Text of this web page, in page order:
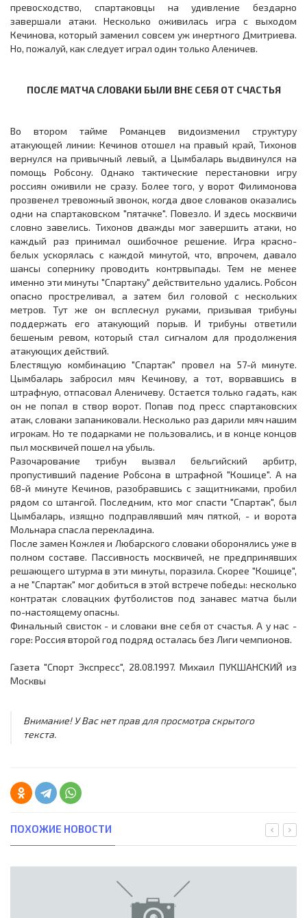
превосходство, спартаковцы на удивление бездарно
завершали атаки. Несколько оживилась игра с выходом
Кечинова, который заменил совсем уж инертного Дмитриева.
Но, пожалуй, как следует играл один только Аленичев.
ПОСЛЕ МАТЧА СЛОВАКИ БЫЛИ ВНЕ СЕБЯ ОТ СЧАСТЬЯ
Во втором тайме Романцев видоизменил структуру
атакующей линии: Кечинов отошел на правый край, Тихонов
вернулся на привычный левый, а Цымбаларь выдвинулся на
помощь Робсону. Однако тактические перестановки игру
россиян оживили не сразу. Более того, у ворот Филимонова
прозвенел тревожный звонок, когда двое словаков оказались
одни на спартаковском "пятачке". Повезло. И здесь москвичи
словно завелись. Тихонов дважды мог завершить атаки, но
каждый раз принимал ошибочное решение. Игра красно-
белых ускорялась с каждой минутой, что, впрочем, давало
шансы сопернику проводить контрвыпады. Тем не менее
именно эти минуты "Спартаку" действительно удались. Робсон
опасно простреливал, а затем бил головой с нескольких
метров. Тут же он всплеснул руками, призывая трибуны
поддержать его атакующий порыв. И трибуны ответили
бешеным ревом, который стал сигналом для продолжения
атакующих действий.
Блестящую комбинацию "Спартак" провел на 57-й минуте.
Цымбаларь забросил мяч Кечинову, а тот, ворвавшись в
штрафную, отпасовал Аленичеву. Остается только гадать, как
он не попал в створ ворот. Попав под пресс спартаковских
атак, словаки запаниковали. Несколько раз дарили мяч нашим
игрокам. Но те подарками не пользовались, и в конце концов
пыл москвичей пошел на убыль.
Разочарование трибун вызвал бельгийский арбитр,
пропустивший падение Робсона в штрафной "Кошице". А на
68-й минуте Кечинов, разобравшись с защитниками, пробил
рядом со штангой. Последним, кто мог спасти "Спартак", был
Цымбаларь, изящно подправлявший мяч пяткой, - и ворота
Мольнара спасла перекладина.
После замен Кожлея и Любарского словаки оборонялись уже в
полном составе. Пассивность москвичей, не предпринявших
решающего штурма в эти минуты, поразила. Скорее "Кошице",
а не "Спартак" мог добиться в этой встрече победы: несколько
контратак словацких футболистов под занавес матча были
по-настоящему опасны.
Финальный свисток - и словаки вне себя от счастья. А у нас -
горе: Россия второй год подряд осталась без Лиги чемпионов.
Газета "Спорт Экспресс", 28.08.1997. Михаил ПУКШАНСКИЙ из
Москвы
Внимание! У Вас нет прав для просмотра скрытого
текста.
ПОХОЖИЕ НОВОСТИ